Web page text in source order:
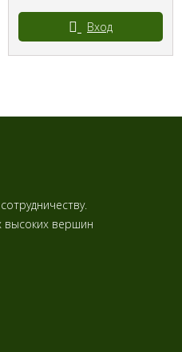
Вход
высоких вершин